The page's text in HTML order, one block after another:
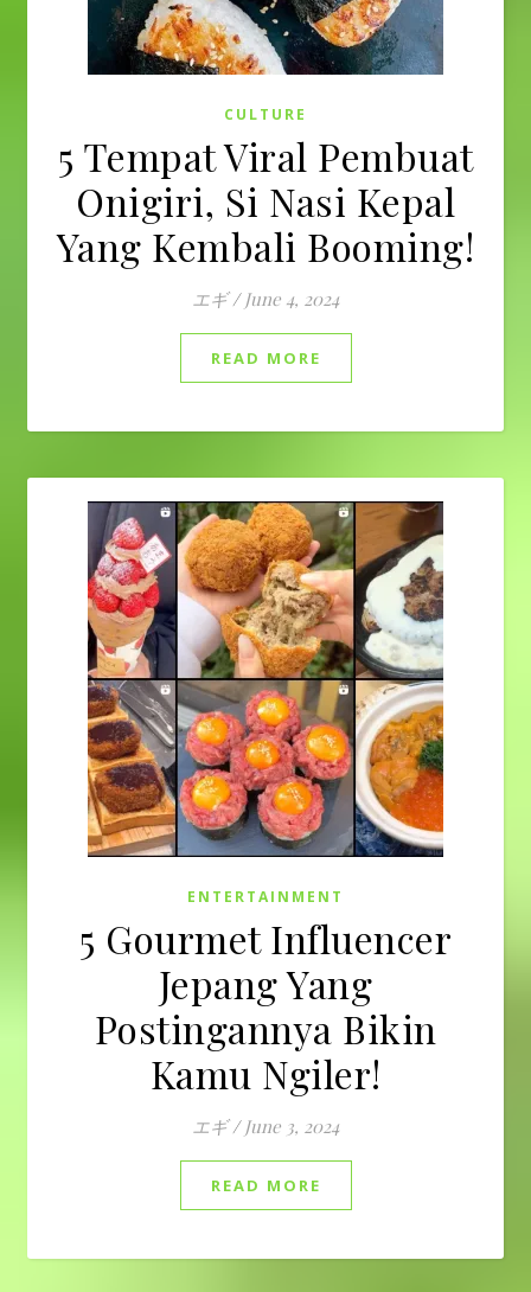
CULTURE
5 Tempat Viral Pembuat
Onigiri, Si Nasi Kepal
Yang Kembali Booming!
エギ / June 4, 2024
READ MORE
ENTERTAINMENT
5 Gourmet Influencer
Jepang Yang
Postingannya Bikin
Kamu Ngiler!
エギ / June 3, 2024
READ MORE